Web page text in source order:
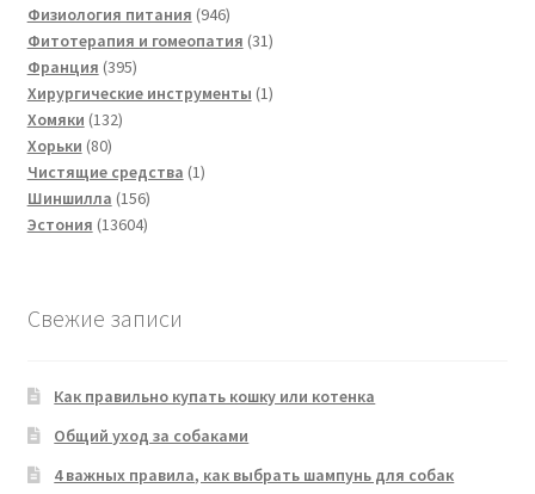
товаров
Физиология питания 946946
товаров
Фитотерапия и гомеопатия 3131
Франция 395395
товаров
Хирургические инструменты 11
Хомяки 132132
Хорьки 8080
товаров
Чистящие средства 11
Шиншилла 156156
товаров
Эстония 1360413604
Свежие записи
Как правильно купать кошку или котенка
Общий уход за собаками
4 важных правила, как выбрать шампунь для собак